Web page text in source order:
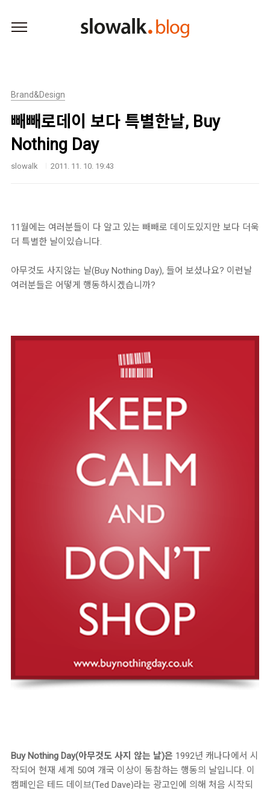
Brand&Design
빼빼로데이 보다 특별한날, Buy
Nothing Day
slowalk 2011. 11. 10. 19:43
11월에는 여러분들이 다 알고 있는 빼빼로 데이도있지만 보다 더욱
더 특별한 날이있습니다.
아무것도 사지않는 날(Buy Nothing Day), 들어 보셨나요? 이런날
여러분들은 어떻게 행동하시겠습니까?
Buy Nothing Day(아무것도 사지 않는 날)은 1992년 캐나다에서 시
작되어 현재 세계 50여 개국 이상이 동참하는 행동의 날입니다. 이
캠페인은 테드 데이브(Ted Dave)라는 광고인에 의해 처음 시작되